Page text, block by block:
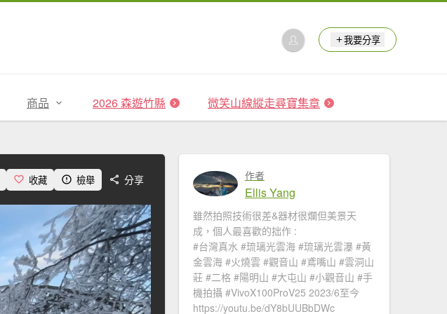
我要分享
商品 2026 森遊竹縣 微笑山線縱走尋寶集章
收藏 檢舉 分享 作者
Ellis Yang
雖然拍照技術很差&器材很爛但美景天
成，個人最喜歡的拙作 :
#台灣真水 #琉璃光雲海​ #琉璃光雲瀑​​ #黃
金雲海 #火燒雲​ #觀音山​ #鳶嘴山 #雲洞山
莊 #二格​ #陽明山​ #大屯山 #小觀音山 #手
機拍攝 #VivoX100ProV25 2023/6至今
https://youtu.be/dY8bUUBbDWc